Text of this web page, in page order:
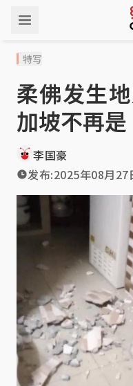
特写
柔佛发生
加坡不再
李国豪
发布:2025年08月27